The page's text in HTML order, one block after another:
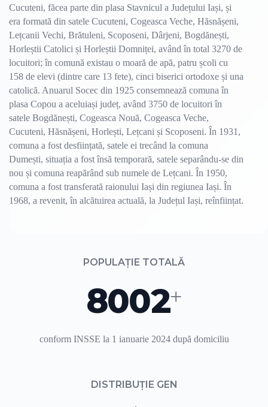
Cucuteni, făcea parte din plasa Stavnicul a Județului Iași, și
era formată din satele Cucuteni, Cogeasca Veche, Hăsnășeni,
Lețcanii Vechi, Brătuleni, Scoposeni, Dârjeni, Bogdănești,
Horleștii Catolici și Horleștii Domniței, având în total 3270 de
locuitori; în comună existau o moară de apă, patru școli cu
158 de elevi (dintre care 13 fete), cinci biserici ortodoxe și una
catolică. Anuarul Socec din 1925 consemnează comuna în
plasa Copou a aceluiași județ, având 3750 de locuitori în
satele Bogdănești, Cogeasca Nouă, Cogeasca Veche,
Cucuteni, Hăsnășeni, Horlești, Lețcani și Scoposeni. În 1931,
comuna a fost desființată, satele ei trecând la comuna
Dumești, situația a fost însă temporară, satele separându-se din
nou și comuna reapărând sub numele de Lețcani. În 1950,
comuna a fost transferată raionului Iași din regiunea Iași. În
1968, a revenit, în alcătuirea actuală, la Județul Iași, reînființat.
POPULAȚIE TOTALĂ
8002+
conform INSSE la 1 ianuarie 2024 după domiciliu
DISTRIBUȚIE GEN